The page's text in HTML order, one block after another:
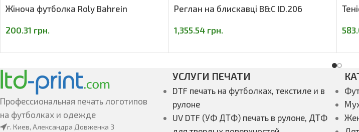
Жіноча футболка Roly Bahrein
200.31 грн.
Реглан на блискавці B&C ID.206
1,355.54 грн.
Профессиональная печать логотипов
на футболках и одежде
г. Киев, Александра Довженка 3
УСЛУГИ ПЕЧАТИ
DTF печать на футболках, текстиле и в
рулоне
UV DTF (УФ ДТФ) печать в рулоне, ДТФ